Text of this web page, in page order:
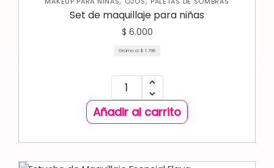
Set de maquillaje para niñas
$ 6.000
Gramo a: $ 1.796
Añadir al carrito